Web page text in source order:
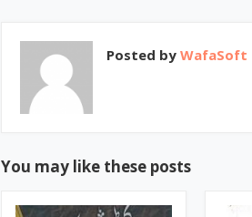
Posted by WafaSoft
You may like these posts